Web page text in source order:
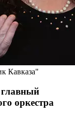
Кавказа"
главный
оркестра